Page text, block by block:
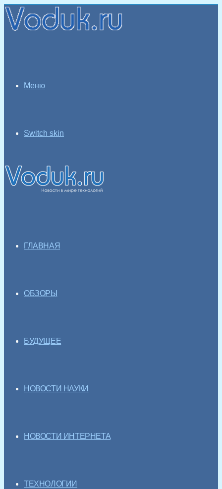
Меню
Switch skin
ГЛАВНАЯ
ОБЗОРЫ
БУДУЩЕЕ
НОВОСТИ НАУКИ
НОВОСТИ ИНТЕРНЕТА
ТЕХНОЛОГИИ